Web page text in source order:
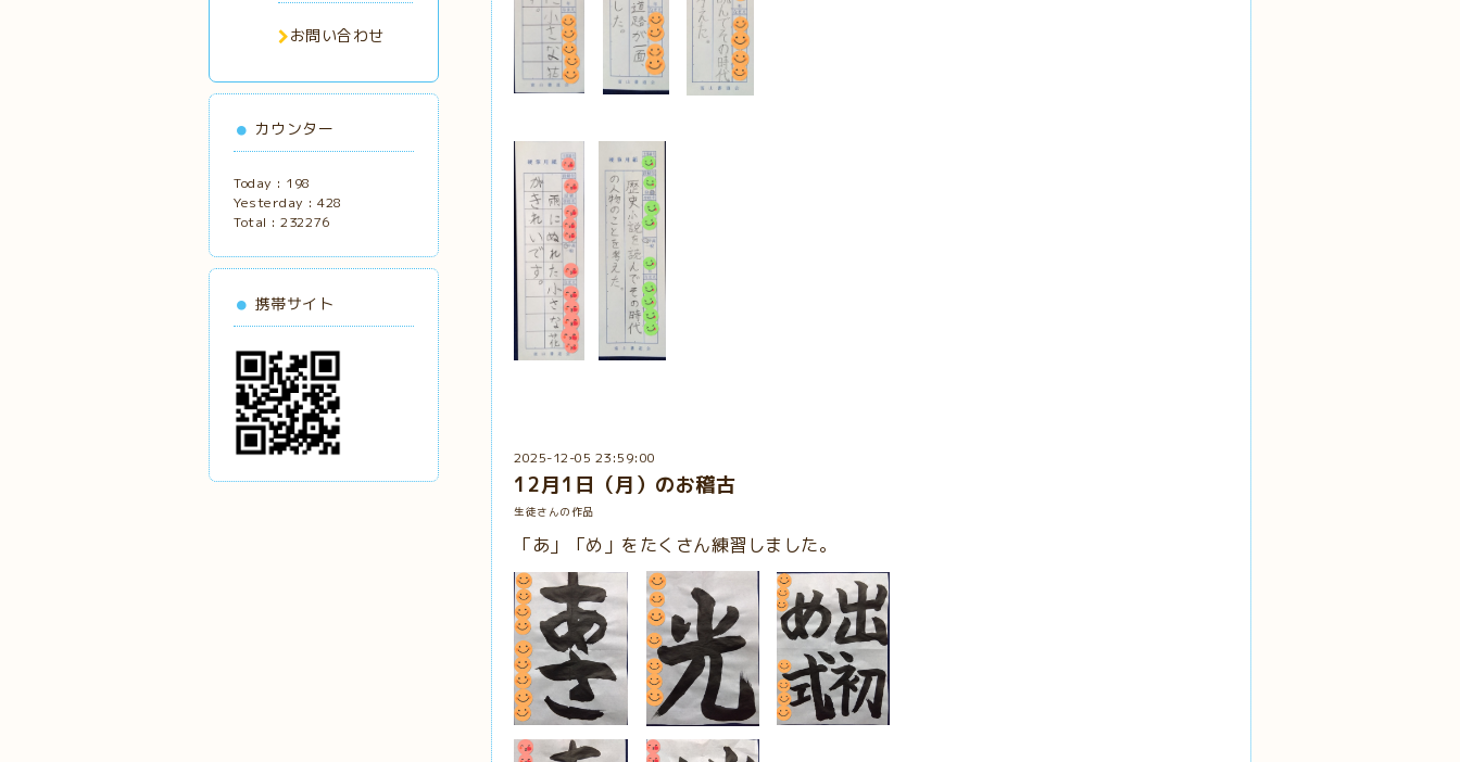
2025-12-05 23:59:00
12月1日（月）のお稽古
生徒さんの作品
「あ」「め」をたくさん練習しました。
お問い合わせ
カウンター
Today : 198
Yesterday : 428
Total : 232276
携帯サイト